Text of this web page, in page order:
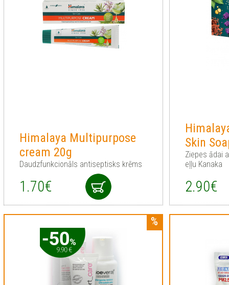
Himalaya Multipurpose
cream 20g
Daudzfunkcionāls antiseptisks krēms
1.70€
Skin
Ziepes ādai
eļļu Kanaka
2.90€